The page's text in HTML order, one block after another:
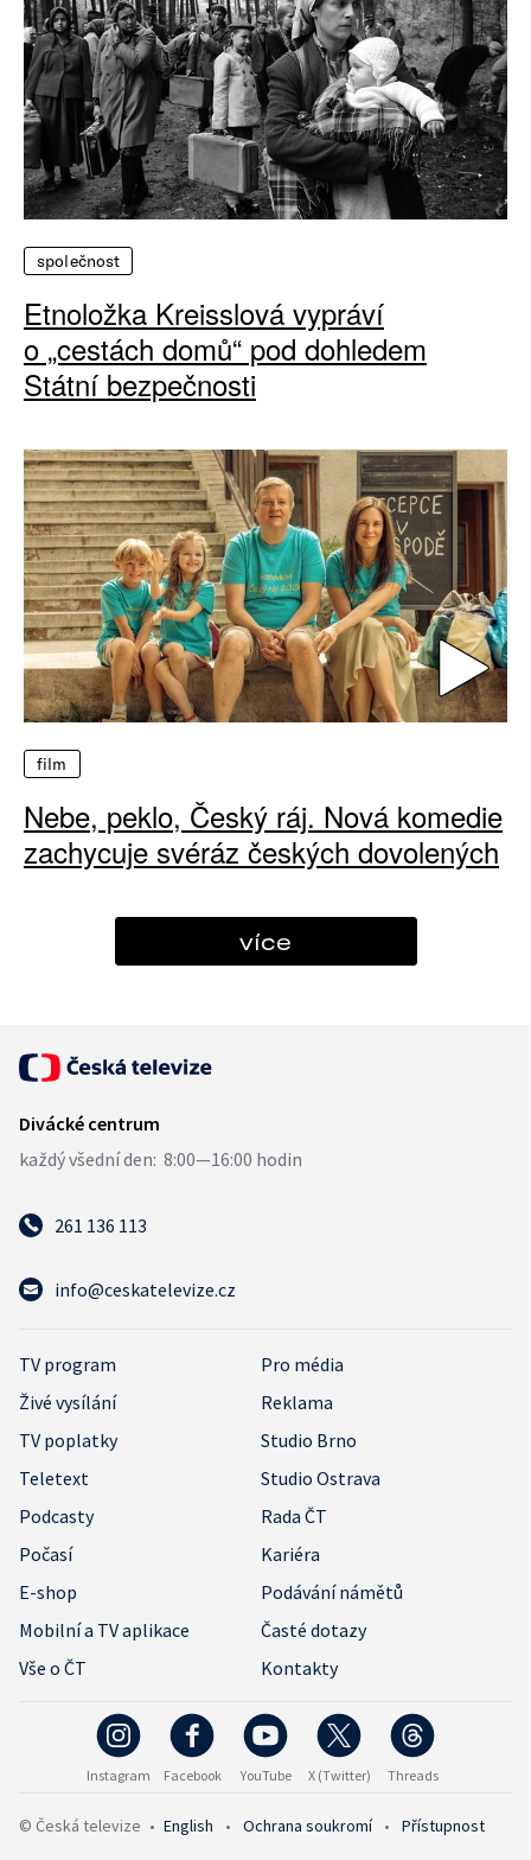
společnost
Etnoložka Kreisslová vypráví
o „cestách domů“ pod dohledem
Státní bezpečnosti
film
Nebe, peklo, Český ráj. Nová komedie
zachycuje svéráz českých dovolených
více
261 136 113
info@ceskatelevize.cz
TV program
Pro média
Živé vysílání
Reklama
TV poplatky
Studio Brno
Teletext
Studio Ostrava
Podcasty
Rada ČT
Počasí
Kariéra
E-shop
Podávání námětů
Mobilní a TV aplikace
Časté dotazy
Vše o ČT
Kontakty
Instagram Facebook YouTube X (Twitter) Threads
© Česká televize • English • Ochrana soukromí • Přístupnost